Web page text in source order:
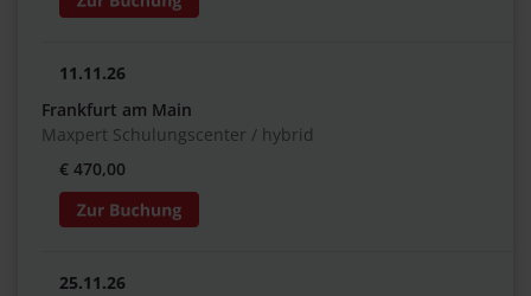
11.11.26
Frankfurt am Main
Maxpert Schulungscenter / hybrid
€ 470,00
25.11.26